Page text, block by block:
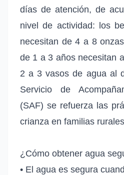
días de atención, de
nivel de actividad: los
necesitan de 4 a 8
de 1 a 3 años necesitan
2 a 3 vasos de agua al
Servicio de
(SAF) se refuerza las
crianza en familias
¿Cómo obtener agua
• El agua es segura